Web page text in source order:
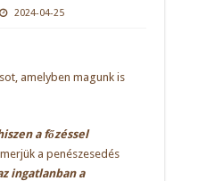
2024-04-25
amelyben magunk is
a főzéssel
a penészesedés
ingatlanban a